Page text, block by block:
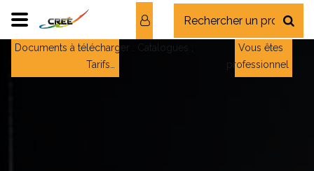
Documents à télécharger : Catalogues ;
Tarifs…
Vous êtes
professionnel